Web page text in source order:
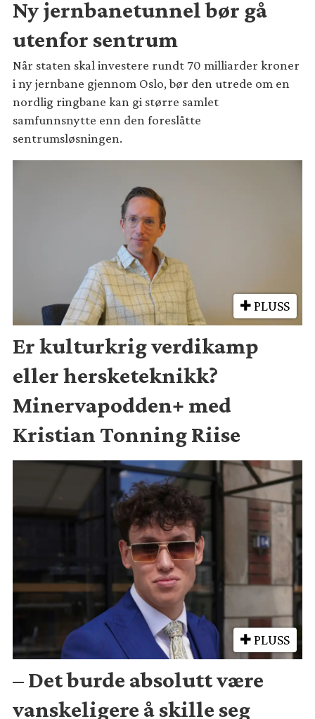
Ny jernbanetunnel bør gå
utenfor sentrum
Når staten skal investere rundt 70 milliarder kroner
i ny jernbane gjennom Oslo, bør den utrede om en
nordlig ringbane kan gi større samlet
samfunnsnytte enn den foreslåtte
sentrumsløsningen.
PLUSS
Er kulturkrig verdikamp
eller hersketeknikk?
Minervapodden+ med
Kristian Tonning Riise
PLUSS
– Det burde absolutt være
vanskeligere å skille seg